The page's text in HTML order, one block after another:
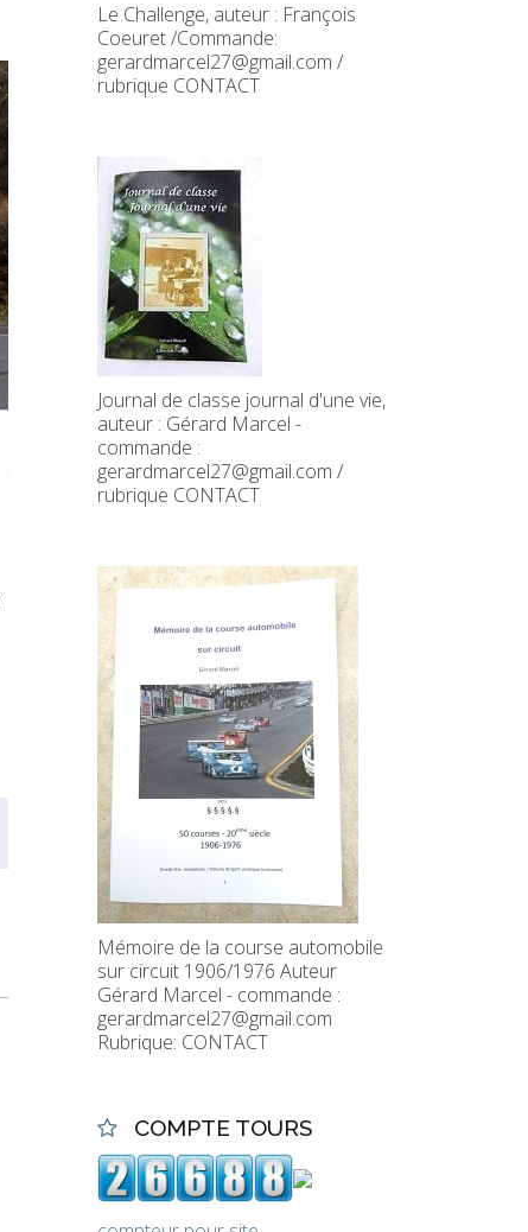
Le Challenge, auteur : François
Coeuret /Commande:
gerardmarcel27@gmail.com /
rubrique CONTACT
Journal de classe journal d'une vie,
auteur : Gérard Marcel -
commande :
gerardmarcel27@gmail.com /
rubrique CONTACT
Mémoire de la course automobile
sur circuit 1906/1976 Auteur
Gérard Marcel - commande :
gerardmarcel27@gmail.com
Rubrique: CONTACT
COMPTE TOURS